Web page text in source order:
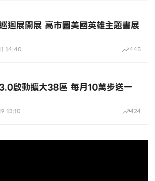
迴展開展 高市圖美國英雄主題書展
14:40 445
啟動擴大38區 每月10萬步送一
13:10 424